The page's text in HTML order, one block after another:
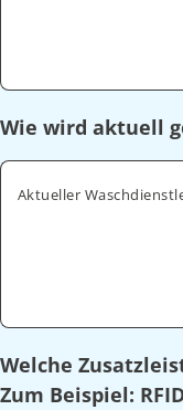
Wie wird aktuell
Aktueller
Welche
Zum Beispiel: